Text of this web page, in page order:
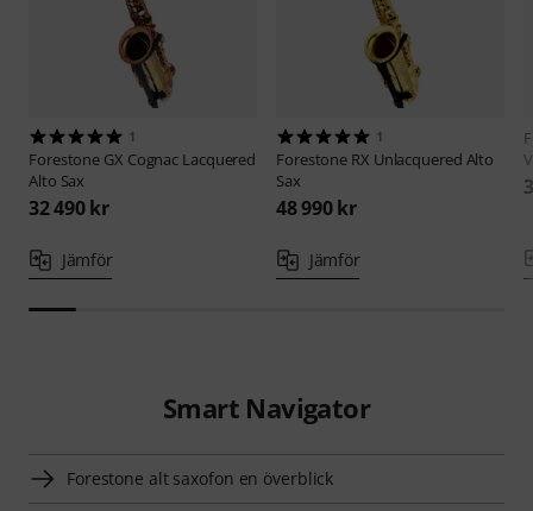
1
Forestone GX Cognac Lacquered
Alto Sax
32 490 kr
Jämför
1
Forestone RX Unlacquered Alto
Sax
48 990 kr
Jämför
Smart Navigator
Forestone alt saxofon en överblick